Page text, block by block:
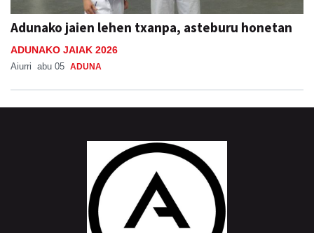
Adunako jaien lehen txanpa, asteburu honetan
ADUNAKO JAIAK 2026
Aiurri abu 05 ADUNA